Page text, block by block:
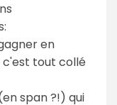
en
c'est tout collé
span ?!) qui